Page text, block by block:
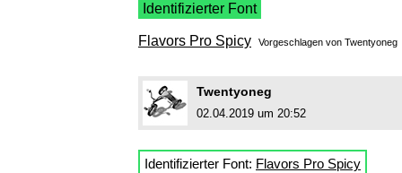
Identifizierter Font
Flavors Pro Spicy Vorgeschlagen von Twentyoneg
Twentyoneg
02.04.2019 um 20:52
Identifizierter Font: Flavors Pro Spicy